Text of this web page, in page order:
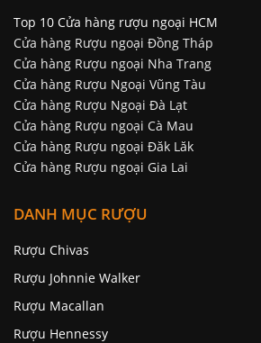
Top 10 Cửa hàng rượu ngoại HCM
Cửa hàng Rượu ngoại Đồng Tháp
Cửa hàng Rượu ngoại Nha Trang
Cửa hàng Rượu Ngoại Vũng Tàu
Cửa hàng Rượu Ngoại Đà Lạt
Cửa hàng Rượu ngoại Cà Mau
Cửa hàng Rượu ngoại Đăk Lăk
Cửa hàng Rượu ngoại Gia Lai
DANH MỤC RƯỢU
Rượu Chivas
Rượu Johnnie Walker
Rượu Macallan
Rượu Hennessy